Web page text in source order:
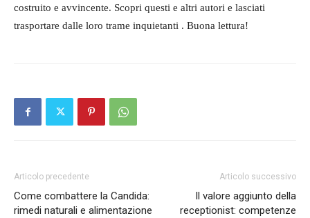
costruito e avvincente. Scopri questi e altri autori e lasciati
trasportare dalle loro trame inquietanti . Buona lettura!
Articolo precedente
Come combattere la Candida:
rimedi naturali e alimentazione
Articolo successivo
Il valore aggiunto della
receptionist: competenze